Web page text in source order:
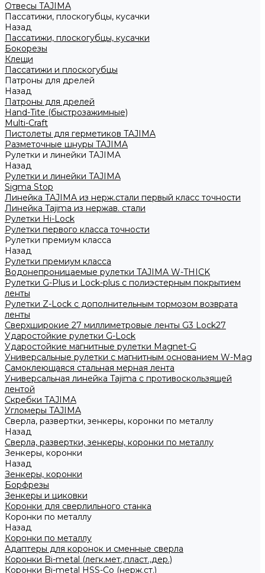
Отвесы TAJIMA
Пассатижи, плоскогубцы, кусачки
Назад
Пассатижи, плоскогубцы, кусачки
Бокорезы
Клещи
Пассатижи и плоскогубцы
Патроны для дрелей
Назад
Патроны для дрелей
Hand-Tite (быстрозажимные)
Multi-Craft
Пистолеты для герметиков TAJIMA
Разметочные шнуры TAJIMA
Рулетки и линейки TAJIMA
Назад
Рулетки и линейки TAJIMA
Sigma Stop
Линейка TAJIMA из нерж.стали первый класс точности
Линейка Tajima из нержав. стали
Рулетки Hi-Lock
Рулетки первого класса точности
Рулетки премиум класса
Назад
Рулетки премиум класса
Водонепроницаемые рулетки TAJIMA W-THICK
Рулетки G-Plus и Lock-plus с полиэстерным покрытием
ленты
Рулетки Z-Lock с дополнительным тормозом возврата
ленты
Сверхширокие 27 миллиметровые ленты G3 Lock27
Ударостойкие рулетки G-Lock
Ударостойкие магнитные рулетки Magnet-G
Универсальные рулетки с магнитным основанием W-Mag
Самоклеющаяся стальная мерная лента
Универсальная линейка Tajima с противоскользящей
лентой
Скребки TAJIMA
Угломеры TAJIMA
Сверла, развертки, зенкеры, коронки по металлу
Назад
Сверла, развертки, зенкеры, коронки по металлу
Зенкеры, коронки
Назад
Зенкеры, коронки
Борфрезы
Зенкеры и циковки
Коронки для сверлильного станка
Коронки по металлу
Назад
Коронки по металлу
Адаптеры для коронок и сменные сверла
Коронки Bi-metal (легк.мет.,пласт.,дер.)
Коронки Bi-metal HSS-Co (нерж.ст.)